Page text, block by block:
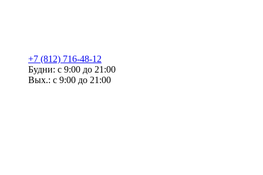
+7 (812) 716-48-12
Будни: с 9:00 до 21:00
Вых.: с 9:00 до 21:00